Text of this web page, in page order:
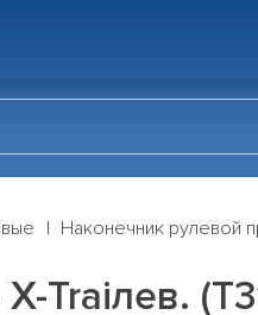
Наконечник рулевой
Traiлев.